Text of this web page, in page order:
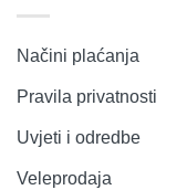
Načini plaćanja
Pravila privatnosti
Uvjeti i odredbe
Veleprodaja